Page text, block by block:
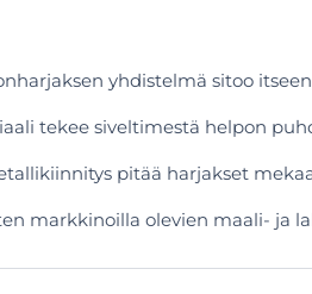
yhdistelmä sitoo
tekee siveltimestä helpon
pitää harjakset
markkinoilla olevien maali- ja